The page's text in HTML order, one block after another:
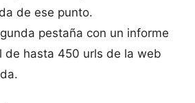
de ese punto.
pestaña con un informe
de hasta 450 urls de la web